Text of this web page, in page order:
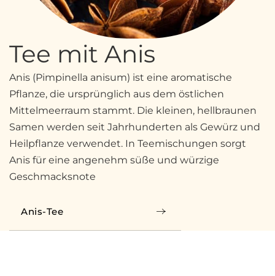
Tee mit Anis
Anis (Pimpinella anisum) ist eine aromatische
Pflanze, die ursprünglich aus dem östlichen
Mittelmeerraum stammt. Die kleinen, hellbraunen
Samen werden seit Jahrhunderten als Gewürz und
Heilpflanze verwendet. In Teemischungen sorgt
Anis für eine angenehm süße und würzige
Geschmacksnote
Anis-Tee